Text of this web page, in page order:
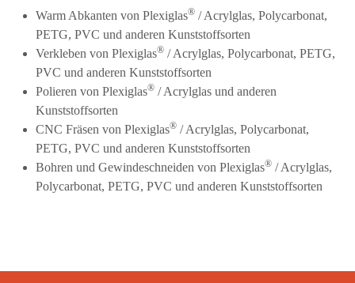
Warm Abkanten von Plexiglas® / Acrylglas, Polycarbonat,
PETG, PVC und anderen Kunststoffsorten
Verkleben von Plexiglas® / Acrylglas, Polycarbonat, PETG,
PVC und anderen Kunststoffsorten
Polieren von Plexiglas® / Acrylglas und anderen
Kunststoffsorten
CNC Fräsen von Plexiglas® / Acrylglas, Polycarbonat,
PETG, PVC und anderen Kunststoffsorten
Bohren und Gewindeschneiden von Plexiglas® / Acrylglas,
Polycarbonat, PETG, PVC und anderen Kunststoffsorten